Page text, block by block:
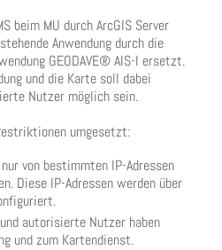
beim MU durch ArcGIS Server
Anwendung durch die
GEODAVE® AIS-I ersetzt.
und die Karte soll dabei
Nutzer möglich sein.
umgesetzt:
von bestimmten IP-Adressen
Diese IP-Adressen werden über
autorisierte Nutzer haben
und zum Kartendienst.